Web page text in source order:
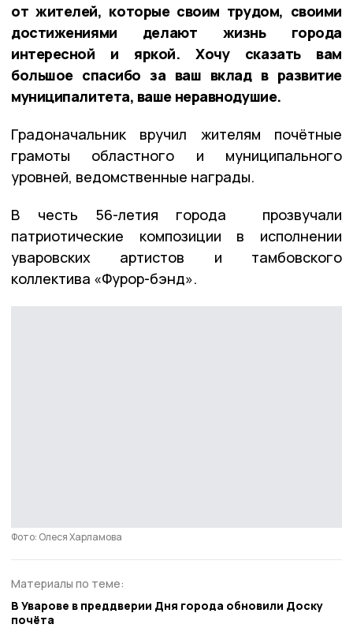
от жителей, которые своим трудом, своими
достижениями делают жизнь города
интересной и яркой. Хочу сказать вам
большое спасибо за ваш вклад в развитие
муниципалитета, ваше неравнодушие.
Градоначальник вручил жителям почётные
грамоты областного и муниципального
уровней, ведомственные награды.
В честь 56-летия города прозвучали
патриотические композиции в исполнении
уваровских артистов и тамбовского
коллектива «Фурор-бэнд».
Фото: Олеся Харламова
Материалы по теме:
В Уварове в преддверии Дня города обновили Доску
почёта